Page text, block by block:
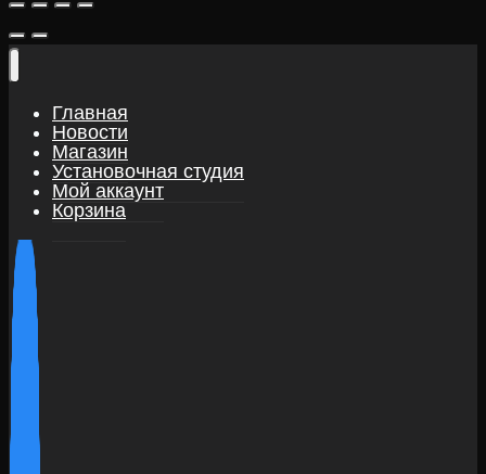
Главная
Новости
Магазин
Установочная студия
Мой аккаунт
Корзина